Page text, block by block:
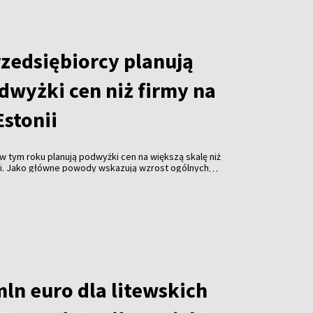
planują
cen niż firmy na
tym roku planują podwyżki cen na większą skalę niż
Jako główne powody wskazują wzrost ogólnych
euro dla litewskich